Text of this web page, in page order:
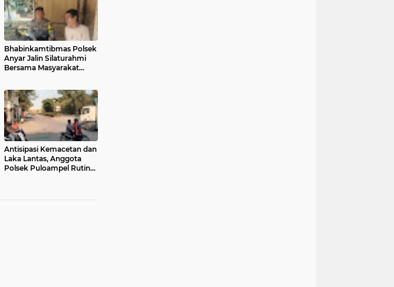
Bhabinkamtibmas Polsek
Anyar Jalin Silaturahmi
Bersama Masyarakat
Antisipasi Kemacetan dan
Laka Lantas, Anggota
Polsek Puloampel Rutin